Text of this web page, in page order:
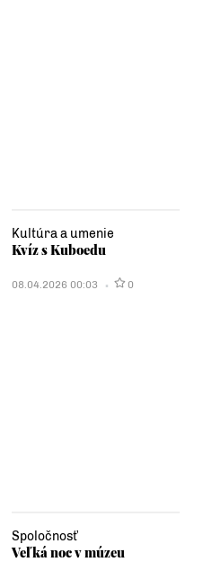
Kultúra a umenie
Kvíz s Kuboedu
08.04.2026 00:03 0
Spoločnosť
Veľká noc v múzeu